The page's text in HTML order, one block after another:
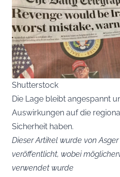
Shutterstock
Die Lage bleibt angespannt
Auswirkungen auf die
Sicherheit haben.
Dieser Artikel wurde von
veröffentlicht, wobei
verwendet wurde